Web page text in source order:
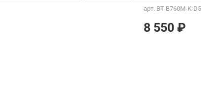
арт. BT-B760M-K-D5
8 550 ₽